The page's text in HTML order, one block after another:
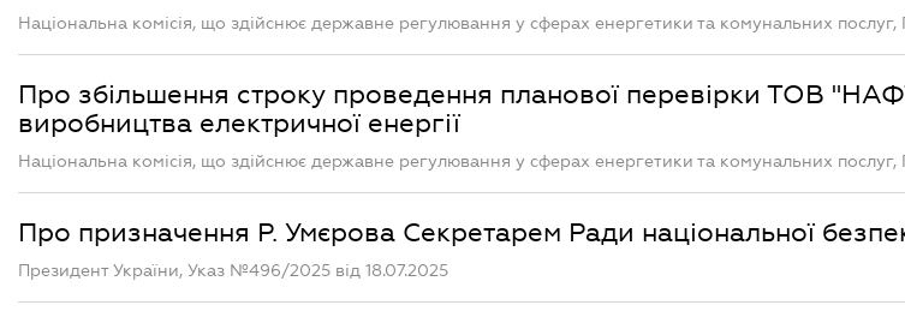
Національна комісія, що здійснює державне регулювання у сферах енергетики та комунальних
Про збільшення строку проведення планової перевірки ТОВ
виробництва електричної енергії
Національна комісія, що здійснює державне регулювання у сферах енергетики та комунальних
Про призначення Р. Умєрова Секретарем Ради національної
Президент України, Указ №496/2025 від 18.07.2025